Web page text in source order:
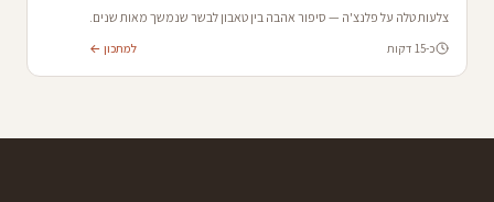
צלעות טלה על פלנצ'ה — סיפור אהבה בין טאבון לבשר שנמשך מאות שנים.
כ-15 דקות למתכון ←